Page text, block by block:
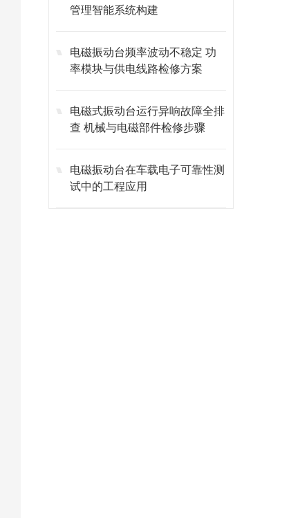
管理智能系统构建
电磁振动台频率波动不稳定 功
率模块与供电线路检修方案
电磁式振动台运行异响故障全排
查 机械与电磁部件检修步骤
电磁振动台在车载电子可靠性测
试中的工程应用